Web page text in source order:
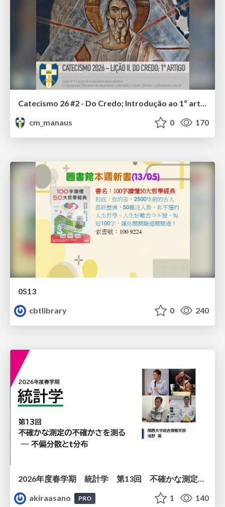
Catecismo 26 #2 - Do Credo; Introdução ao 1º artigo
cm_manaus
0 170
0513
cbtlibrary
0 240
2026年度春学期 統計学 第13回 不確かな測定の不確かさを測る ― 不偏分散とt分布 (2026. 6. 25)
akiraasano
PRO 1 140